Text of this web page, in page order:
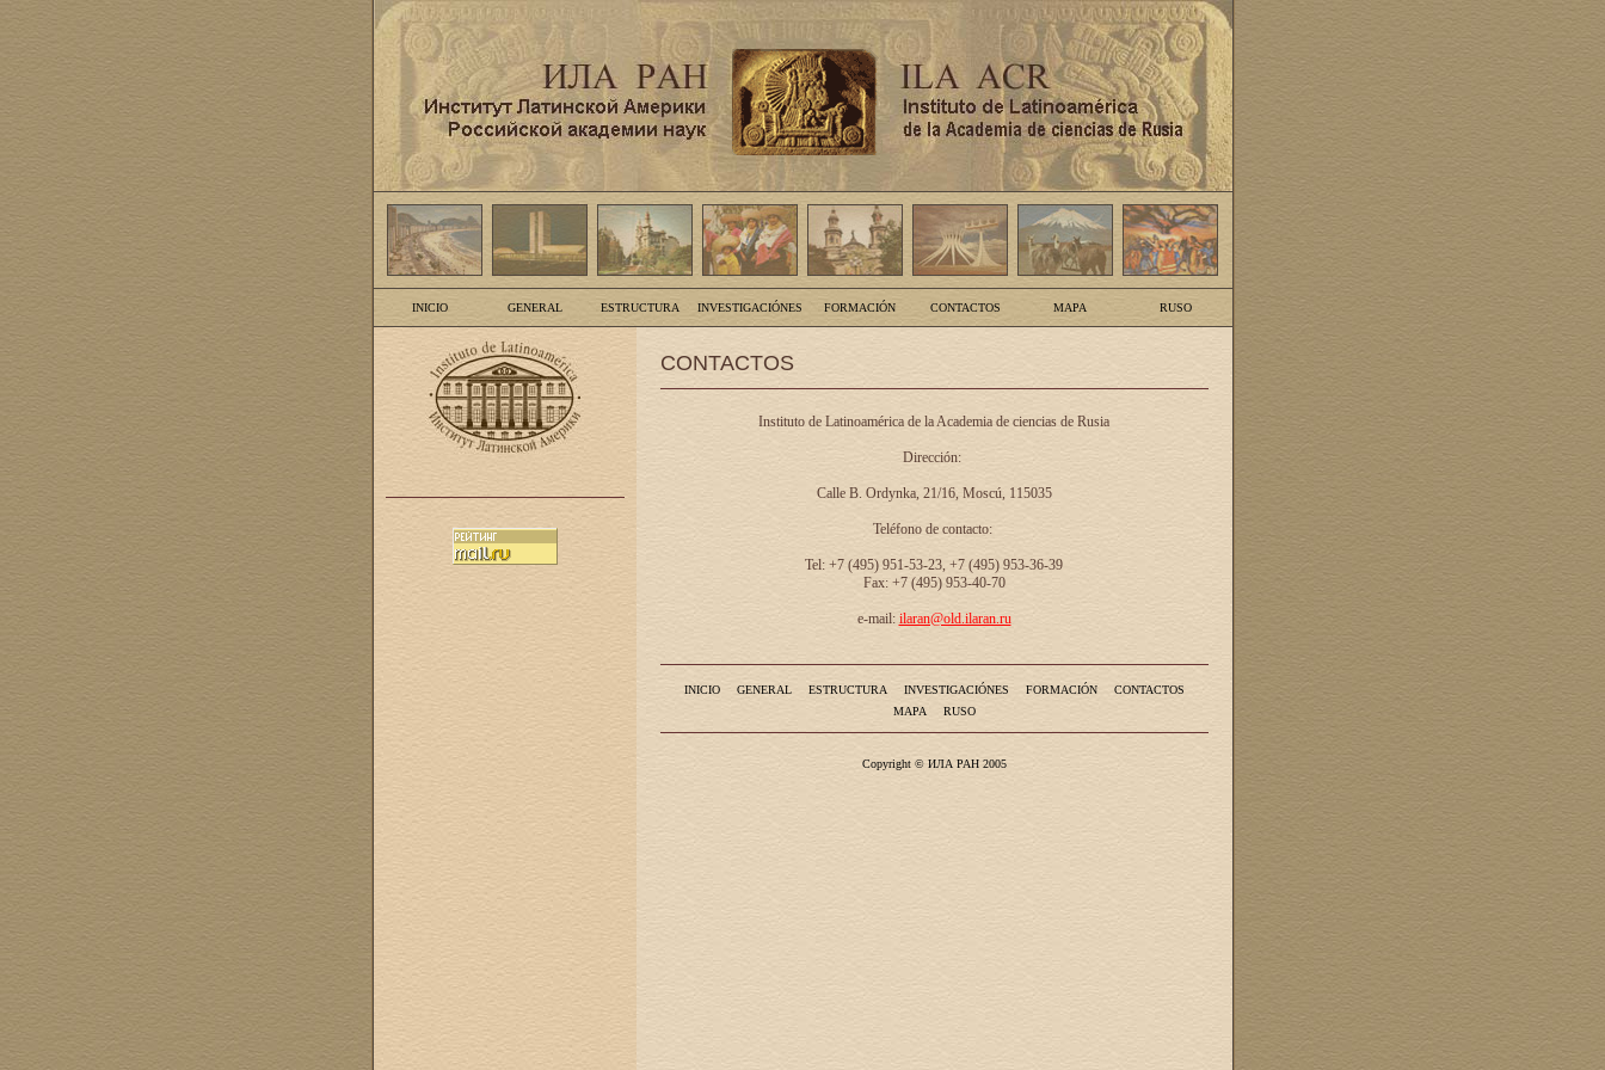
INICIO GENERAL ESTRUCTURA INVESTIGACIÓNES FORMACIÓN CONTACTOS MAPA RUSO
CONTACTOS
Instituto de Latinoamérica de la Academia de ciencias de Rusia
Dirección:
Calle B. Ordynka, 21/16, Moscú, 115035
Teléfono de contacto:
Tel: +7 (495) 951-53-23, +7 (495) 953-36-39
Fax: +7 (495) 953-40-70
e-mail: ilaran@old.ilaran.ru
INICIO GENERAL ESTRUCTURA INVESTIGACIÓNES FORMACIÓN
CONTACTOS
MAPA
RUSO
Copyright © ИЛА РАН 2005